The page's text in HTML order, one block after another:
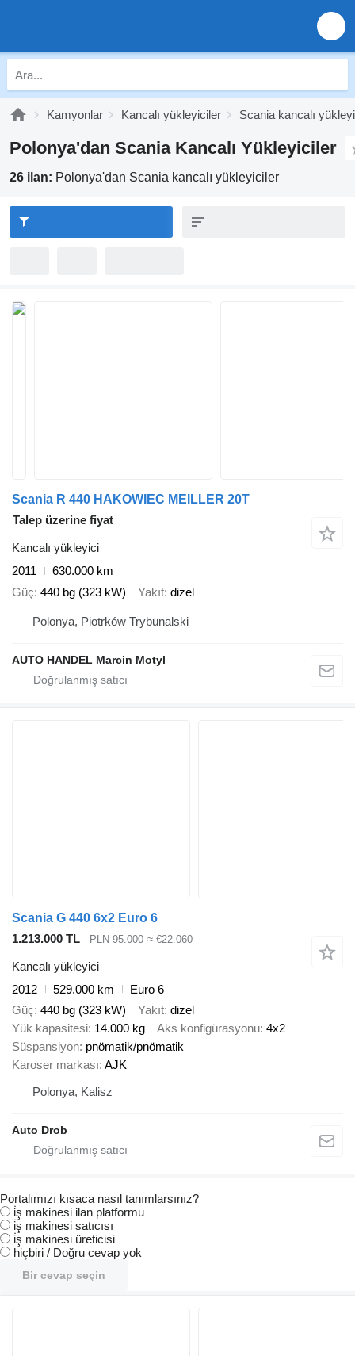
Kamyonlar Kancalı yükleyiciler Scania kancalı
Polonya'dan Scania Kancalı Yükleyiciler
26 ilan: Polonya'dan Scania kancalı yükleyiciler
Scania R 440 HAKOWIEC MEILLER 20T
Talep üzerine fiyat
Kancalı yükleyici
2011
630.000 km
Güç 440 bg (323 kW) Yakıt dizel
Polonya, Piotrków Trybunalski
AUTO HANDEL Marcin Motyl
Scania G 440 6x2 Euro 6
1.213.000 TL
PLN 95.000 ≈ €22.060
Kancalı yükleyici
2012
529.000 km
Euro 6
Güç 440 bg (323 kW) Yakıt dizel
Yük kapasitesi 14.000 kg Aks konfigürasyonu 4x2
Süspansiyon pnömatik/pnömatik
Karoser markası AJK
Polonya, Kalisz
Auto Drob
Portalımızı kısaca nasıl tanımlarsınız?
i̇ş makinesi ilan platformu
i̇ş makinesi satıcısı
i̇ş makinesi üreticisi
hiçbiri / Doğru cevap yok
Bir cevap seçin